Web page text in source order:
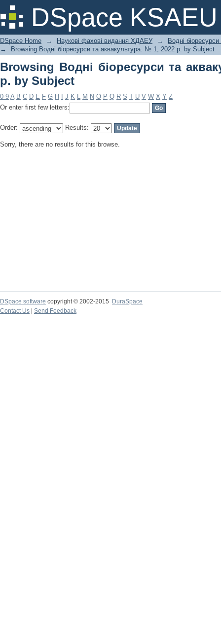
DSpace KSAEU
Browsing Водні біоресурси та
DSpace Home → Наукові фахові видання ХДАЕУ →
Водні
→
Browsing Водні біоресурси та аквакультура. № 1, 2022 р. by Subject
Browsing Водні біоресурси та
р. by Subject
0-9 A B C D E F G H J K L M N O P Q R S T U V W X Y Z
Or enter first few letters:
Order: Results:
Sorry, there are no results for this browse.
DSpace software copyright © 2002-2015
DuraSpace
Contact Us
Send Feedback